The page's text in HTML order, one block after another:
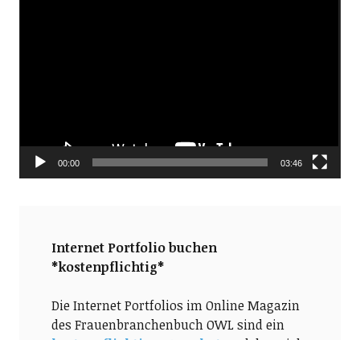
00:00 03:46
Internet Portfolio buchen
*kostenpflichtig*
Die Internet Portfolios im Online Magazin
des Frauenbranchenbuch OWL sind ein